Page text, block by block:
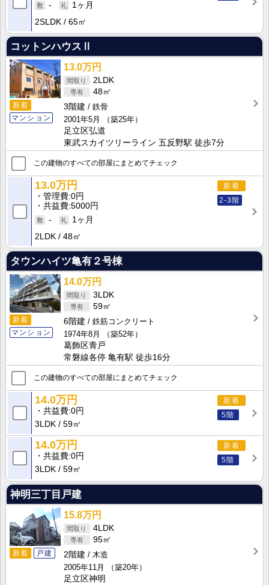
-
1ヶ月
2SLDK
65㎡
コットンハウスⅡ
新着
マンション
13.0万円
2LDK
48㎡
3階建
鉄骨
2001年5月
（築25年）
足立区弘道
東武スカイツリーライン 五反野駅 徒歩7分
この建物のすべての部屋にまとめてチェック
新着
2-3階
13.0万円
管理費 0円
共益費 5000円
-
1ヶ月
2LDK
48㎡
タウンハイツ亀有２号棟
新着
マンション
14.0万円
3LDK
59㎡
6階建
鉄筋コンクリート
1974年8月
（築52年）
葛飾区青戸
常磐線各停 亀有駅 徒歩16分
この建物のすべての部屋にまとめてチェック
新着
5階
14.0万円
共益費 0円
3LDK
59㎡
新着
5階
14.0万円
共益費 0円
3LDK
59㎡
神明三丁目戸建
新着 戸建
15.8万円
4LDK
95㎡
2階建
木造
2005年11月
（築20年）
足立区神明